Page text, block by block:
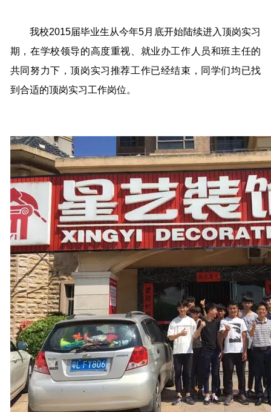
我校2015届毕业生从今年5月底开始陆续进入顶岗实习
期，在学校领导的高度重视、就业办工作人员和班主任的
共同努力下，顶岗实习推荐工作已经结束，同学们均已找
到合适的顶岗实习工作岗位。